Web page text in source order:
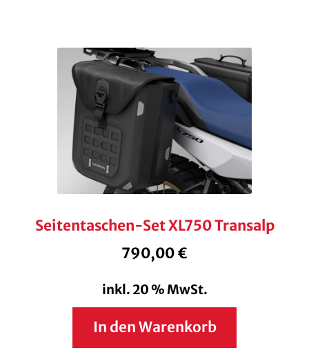
Seitentaschen-Set XL750 Transalp
790,00€
inkl. 20 % MwSt.
In den Warenkorb